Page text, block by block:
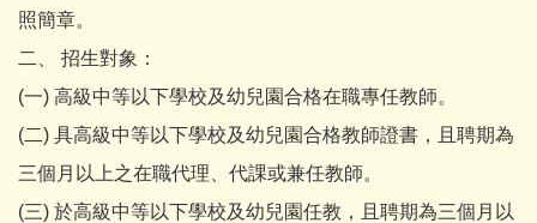
照簡章。
二、 招生對象：
(一) 高級中等以下學校及幼兒園合格在職專任教師。
(二) 具高級中等以下學校及幼兒園合格教師證書，且聘期為
三個月以上之在職代理、代課或兼任教師。
(三) 於高級中等以下學校及幼兒園任教，且聘期為三個月以